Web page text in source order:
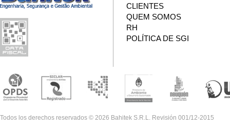
CLIENTES
QUEM SOMOS
RH
POLÍTICA DE SGI
Todos los derechos reservados © 2026 Bahitek S.R.L. Revisión 001/12-2015